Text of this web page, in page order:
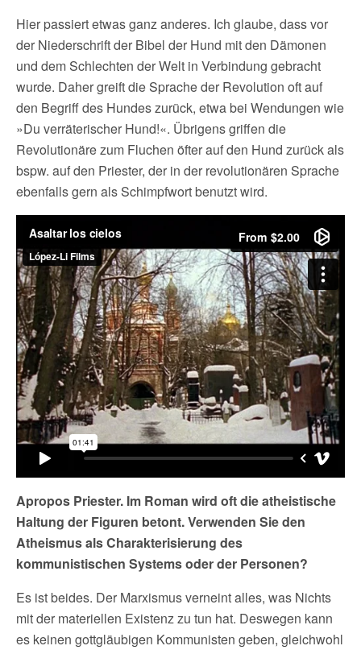
Hier passiert etwas ganz anderes. Ich glaube, dass vor
der Niederschrift der Bibel der Hund mit den Dämonen
und dem Schlechten der Welt in Verbindung gebracht
wurde. Daher greift die Sprache der Revolution oft auf
den Begriff des Hundes zurück, etwa bei Wendungen wie
»Du verräterischer Hund!«. Übrigens griffen die
Revolutionäre zum Fluchen öfter auf den Hund zurück als
bspw. auf den Priester, der in der revolutionären Sprache
ebenfalls gern als Schimpfwort benutzt wird.
Apropos Priester. Im Roman wird oft die atheistische
Haltung der Figuren betont. Verwenden Sie den
Atheismus als Charakterisierung des
kommunistischen Systems oder der Personen?
Es ist beides. Der Marxismus verneint alles, was Nichts
mit der materiellen Existenz zu tun hat. Deswegen kann
es keinen gottgläubigen Kommunisten geben, gleichwohl